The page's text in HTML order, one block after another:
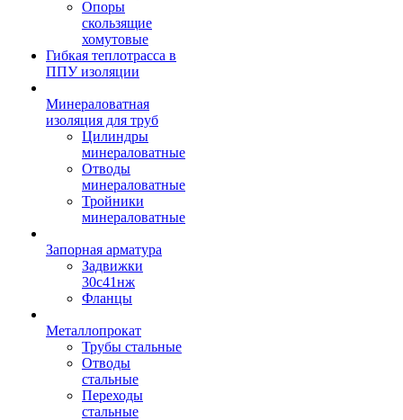
Опоры
скользящие
хомутовые
Гибкая теплотрасса в
ППУ изоляции
Минераловатная
изоляция для труб
Цилиндры
минераловатные
Отводы
минераловатные
Тройники
минераловатные
Запорная арматура
Задвижки
30с41нж
Фланцы
Металлопрокат
Трубы стальные
Отводы
стальные
Переходы
стальные